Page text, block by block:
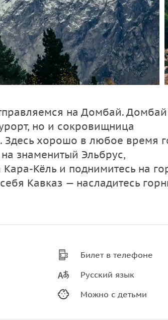
на Домбай.
но и сокровищница
Здесь хорошо в любое время
знаменитый Эльбрус,
Кара-Кёль и поднимитесь на
Кавказ — насладитесь
Билет в телефоне
Русский язык
Можно с детьми